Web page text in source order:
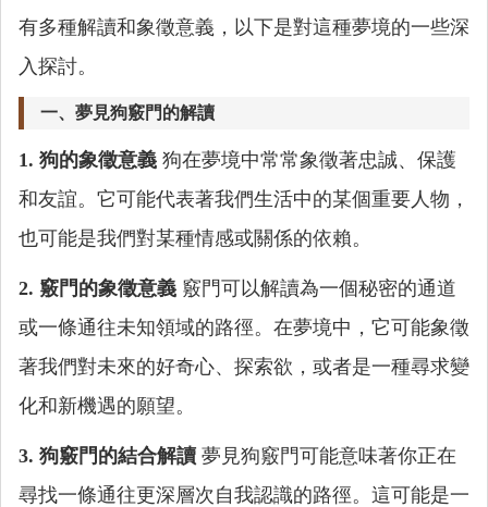
有多種解讀和象徵意義，以下是對這種夢境的一些深
入探討。
一、夢見狗竅門的解讀
1. 狗的象徵意義 狗在夢境中常常象徵著忠誠、保護
和友誼。它可能代表著我們生活中的某個重要人物，
也可能是我們對某種情感或關係的依賴。
2. 竅門的象徵意義 竅門可以解讀為一個秘密的通道
或一條通往未知領域的路徑。在夢境中，它可能象徵
著我們對未來的好奇心、探索欲，或者是一種尋求變
化和新機遇的願望。
3. 狗竅門的結合解讀 夢見狗竅門可能意味著你正在
尋找一條通往更深層次自我認識的路徑。這可能是一